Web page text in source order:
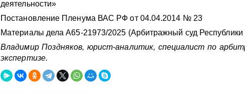
деятельности»
Постановление Пленума ВАС РФ от 04.04.2014 № 23
Материалы дела А65-21973/2025 (Арбитражный суд Республики
Владимир Поздняков, юрист-аналитик, специалист по
экспертизе.